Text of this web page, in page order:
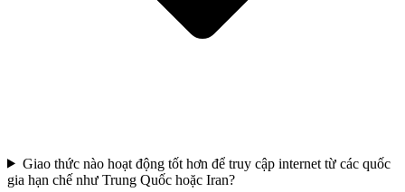
Giao thức nào hoạt động tốt hơn để truy cập internet từ các quốc
gia hạn chế như Trung Quốc hoặc Iran?